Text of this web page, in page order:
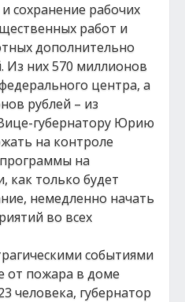
сохранение рабочих
работ и
дополнительно
Из них 570 миллионов
центра, а
рублей – из
губернатору Юрию
на контроле
на
как только будет
немедленно начать
во всех
событиями
от пожара в доме
человека, губернатор